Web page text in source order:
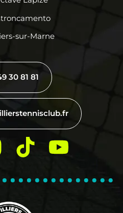
sur-Marne
30 81 81